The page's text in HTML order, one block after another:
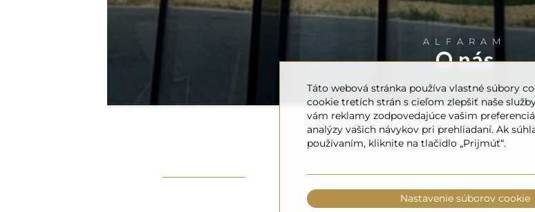
ALFARAM
O nás
Táto webová stránka používa vlastné súbory
cookie tretích strán s cieľom zlepšiť naše
vám reklamy zodpovedajúce vašim
analýzy vašich návykov pri prehliadaní. Ak
používaním, kliknite na tlačidlo „Prijmúť“.
Nastavenie súborov cookie